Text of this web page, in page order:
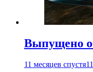
Выпущено
11 месяцев спустя